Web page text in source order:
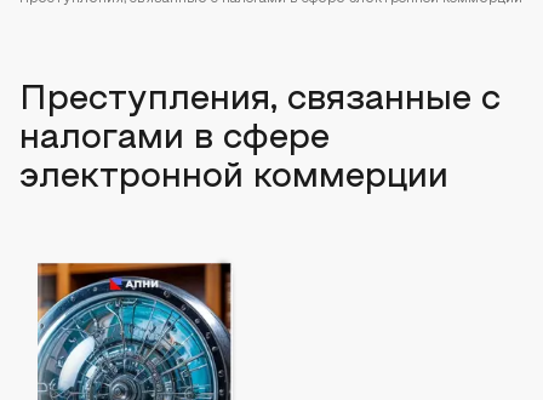
Преступления, связанные с
налогами в сфере
электронной коммерции